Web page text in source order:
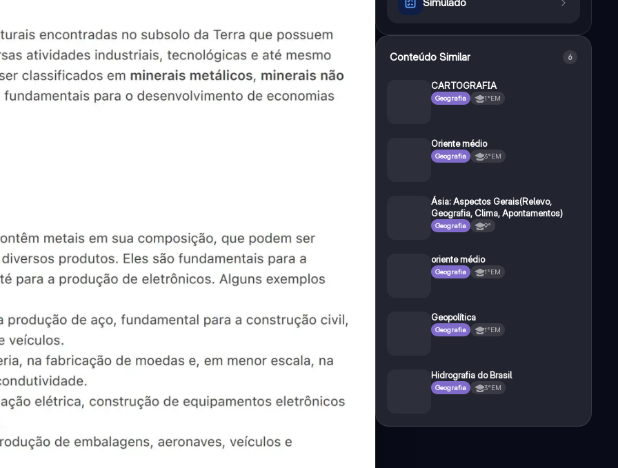
Conteúdo Similar 6
CARTOGRAFIA
Geografia 1°EM
Oriente médio
Geografia 3°EM
Ásia: Aspectos Gerais(Relevo,
Geografia, Clima, Apontamentos)
Geografia 9°
oriente médio
Geografia 1°EM
Geopolítica
Geografia 1°EM
Hidrografia do Brasil
Geografia 3°EM